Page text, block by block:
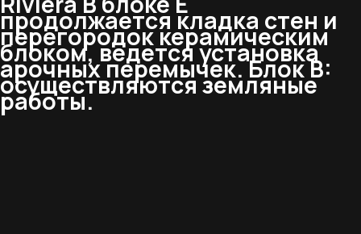
продолжается кладка стен и
перегородок керамическим
блоком, ведется установка
арочных перемычек. Блок B:
осуществляются земляные
работы.